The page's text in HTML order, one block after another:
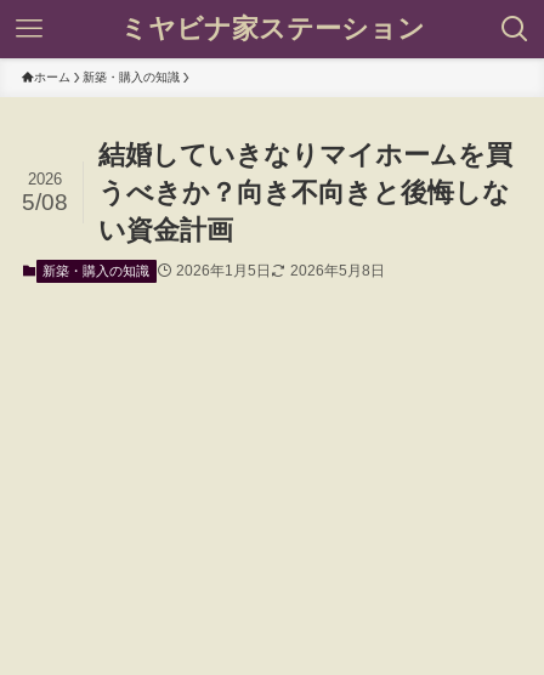
ミヤビナ家ステーション
ホーム 新築・購入の知識
結婚していきなりマイホームを買
うべきか？向き不向きと後悔しな
い資金計画
2026
5/08
新築・購入の知識 2026年1月5日 2026年5月8日